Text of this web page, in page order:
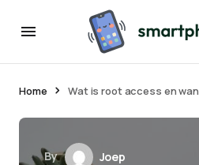
Home Wat is root access en
By
Joep